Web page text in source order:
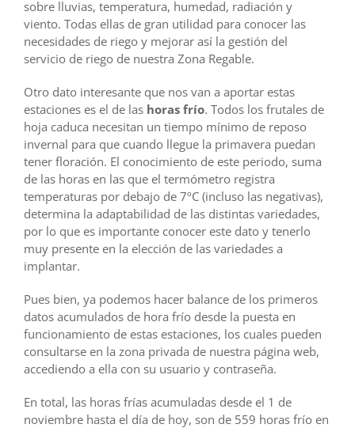
sobre lluvias, temperatura, humedad, radiación y
viento. Todas ellas de gran utilidad para conocer las
necesidades de riego y mejorar así la gestión del
servicio de riego de nuestra Zona Regable.
Otro dato interesante que nos van a aportar estas
estaciones es el de las horas frío. Todos los frutales de
hoja caduca necesitan un tiempo mínimo de reposo
invernal para que cuando llegue la primavera puedan
tener floración. El conocimiento de este periodo, suma
de las horas en las que el termómetro registra
temperaturas por debajo de 7ºC (incluso las negativas),
determina la adaptabilidad de las distintas variedades,
por lo que es importante conocer este dato y tenerlo
muy presente en la elección de las variedades a
implantar.
Pues bien, ya podemos hacer balance de los primeros
datos acumulados de hora frío desde la puesta en
funcionamiento de estas estaciones, los cuales pueden
consultarse en la zona privada de nuestra página web,
accediendo a ella con su usuario y contraseña.
En total, las horas frías acumuladas desde el 1 de
noviembre hasta el día de hoy, son de 559 horas frío en